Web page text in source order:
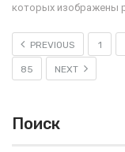
которых изображены
PREVIOUS 1
85 NEXT
Поиск